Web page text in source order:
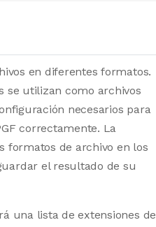
en diferentes formatos.
se utilizan como archivos
necesarios para
correctamente. La
formatos de archivo en los
el resultado de su
una lista de extensiones de